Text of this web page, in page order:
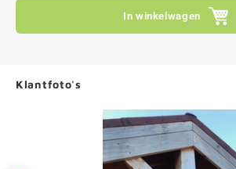
In winkelwagen
Klantfoto's